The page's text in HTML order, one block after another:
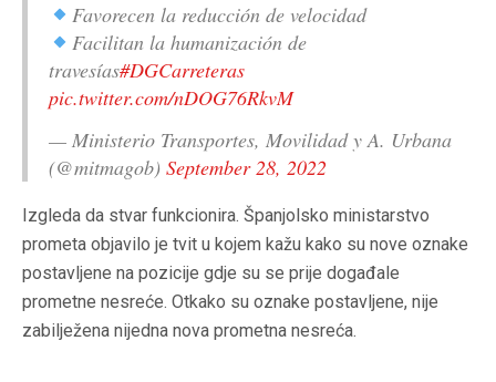
Favorecen la reducción de velocidad
Facilitan la humanización de
travesías#DGCarreteras
pic.twitter.com/nDOG76RkvM
— Ministerio Transportes, Movilidad y A. Urbana
(@mitmagob) September 28, 2022
Izgleda da stvar funkcionira. Španjolsko ministarstvo
prometa objavilo je tvit u kojem kažu kako su nove oznake
postavljene na pozicije gdje su se prije događale
prometne nesreće. Otkako su oznake postavljene, nije
zabilježena nijedna nova prometna nesreća.